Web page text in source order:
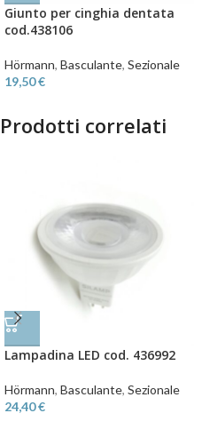
Giunto per cinghia dentata
cod.438106
Hörmann, Basculante, Sezionale
19,50€
Prodotti correlati
Lampadina LED cod. 436992
Hörmann, Basculante, Sezionale
24,40€